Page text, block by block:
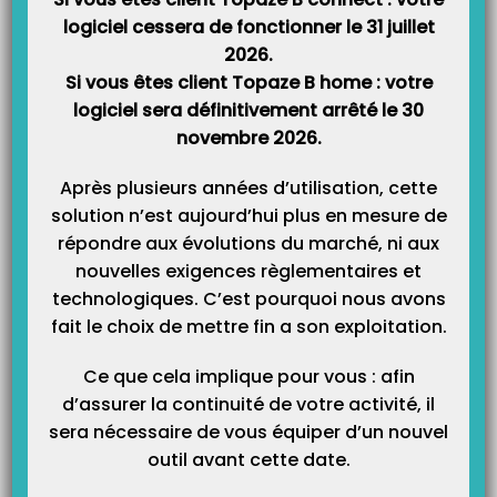
Catégorieslogiciel cessera de fonctionner le 31 juillet
2026.
Si vous êtes client Topaze B home : votre
logiciel sera définitivement arrêté le 30
novembre 2026.
Après plusieurs années d’utilisation, cette
solution n’est aujourd’hui plus en mesure de
répondre aux évolutions du marché, ni aux
nouvelles exigences règlementaires et
technologiques. C’est pourquoi nous avons
fait le choix de mettre fin a son exploitation.
Ce que cela implique pour vous : afin
d’assurer la continuité de votre activité, il
sera nécessaire de vous équiper d’un nouvel
outil avant cette date.